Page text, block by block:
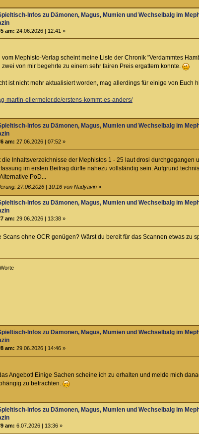
Infos zu Dämonen, Magus, Mumien und Wechselbalg im
am: 24.06.2026 | 12:41 »
vom Mephisto-Verlag scheint meine Liste der Chronik "Verdammtes
zwei von mir begehrte zu einem sehr fairen Preis ergattern konnte.
ist nicht mehr aktualisiert worden, mag allerdings für einige von Euch
martin-ellermeier.de/erstens-kommt-es-anders/
Infos zu Dämonen, Magus, Mumien und Wechselbalg im
am: 27.06.2026 | 07:52 »
die Inhaltsverzeichnisse der Mephistos 1 - 25 laut drosi
im ersten Beitrag dürfte nahezu vollständig sein. Aufgrund
PoD...
27.06.2026 | 10:16 von Nadyavin»
Infos zu Dämonen, Magus, Mumien und Wechselbalg im
am: 29.06.2026 | 13:38 »
Scans ohne OCR genügen? Wärst du bereit für das Scannen etwas zu
Infos zu Dämonen, Magus, Mumien und Wechselbalg im
am: 29.06.2026 | 14:46 »
Angebot! Einige Sachen scheine ich zu erhalten und melde mich
zu betrachten.
Infos zu Dämonen, Magus, Mumien und Wechselbalg im
am: 6.07.2026 | 13:36 »